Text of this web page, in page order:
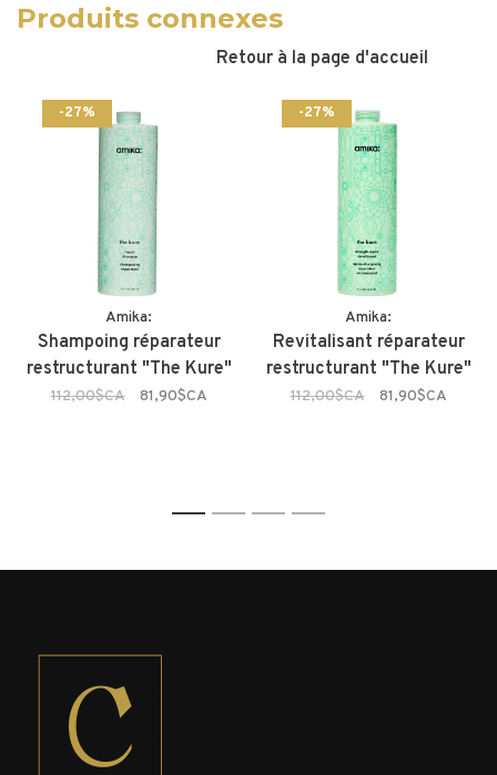
Produits connexes
Retour à la page d'accueil
-27%
Amika:
Shampoing réparateur
restructurant "The Kure"
112,00$CA 81,90$CA
-27%
Amika:
Revitalisant réparateur
restructurant "The Kure"
112,00$CA 81,90$CA
1 2 3 4